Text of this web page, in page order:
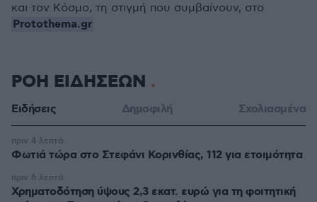
και τον Κόσμο, τη στιγμή που συμβαίνουν, στο
Protothema.gr
ΡΟΗ ΕΙΔΗΣΕΩΝ
Ειδήσεις Δημοφιλή Σχολιασμένα
Φωτιά τώρα στο Στεφάνι Κορινθίας, 112 για ετοιμότητα
πριν 4 λεπτά
Χρηματοδότηση ύψους 2,3 εκατ. ευρώ για τη φοιτητική
πριν 6 λεπτά